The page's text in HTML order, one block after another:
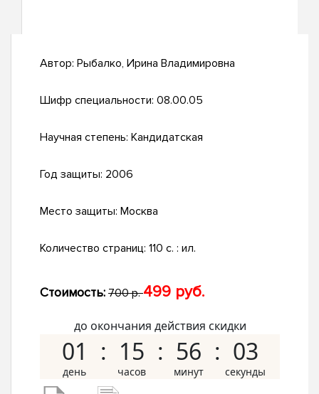
Автор: Рыбалко, Ирина Владимировна
Шифр специальности: 08.00.05
Научная степень: Кандидатская
Год защиты: 2006
Место защиты: Москва
Количество страниц: 110 с. : ил.
Стоимость: 700 р.499 руб.
до окончания действия скидки
01 15 56 02